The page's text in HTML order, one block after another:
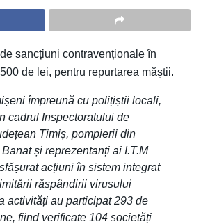
sancțiuni contravenționale în
de lei, pentru repurtarea măștii.
împreună cu polițiștii locali,
cadrul Inspectoratului de
Timiș, pompierii din
și reprezentanți ai I.T.M
acțiuni în sistem integrat
răspândirii virusului
activități au participat 293 de
fiind verificate 104 societăți